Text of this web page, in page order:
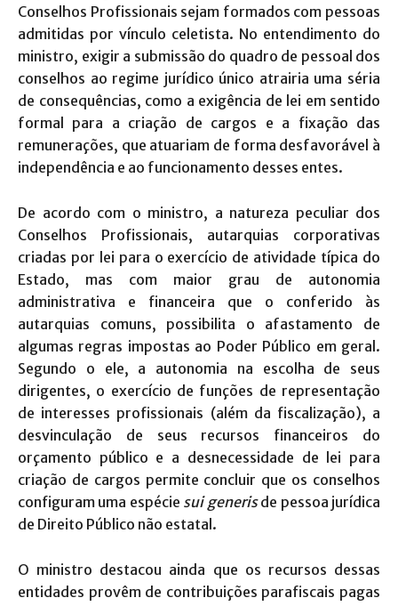
Conselhos Profissionais sejam formados com pessoas
admitidas por vínculo celetista. No entendimento do
ministro, exigir a submissão do quadro de pessoal dos
conselhos ao regime jurídico único atrairia uma séria
de consequências, como a exigência de lei em sentido
formal para a criação de cargos e a fixação das
remunerações, que atuariam de forma desfavorável à
independência e ao funcionamento desses entes.
De acordo com o ministro, a natureza peculiar dos
Conselhos Profissionais, autarquias corporativas
criadas por lei para o exercício de atividade típica do
Estado, mas com maior grau de autonomia
administrativa e financeira que o conferido às
autarquias comuns, possibilita o afastamento de
algumas regras impostas ao Poder Público em geral.
Segundo o ele, a autonomia na escolha de seus
dirigentes, o exercício de funções de representação
de interesses profissionais (além da fiscalização), a
desvinculação de seus recursos financeiros do
orçamento público e a desnecessidade de lei para
criação de cargos permite concluir que os conselhos
configuram uma espécie sui generisde pessoa jurídica
de Direito Público não estatal.
O ministro destacou ainda que os recursos dessas
entidades provêm de contribuições parafiscais pagas